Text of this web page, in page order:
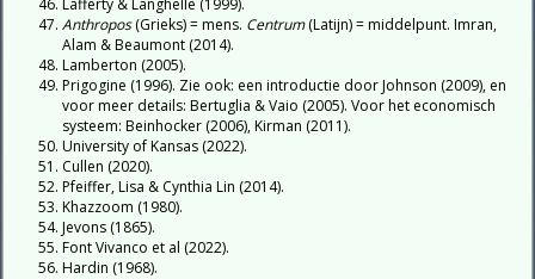
Anthropos(Grieks) = mens. Centrum(Latijn) = middelpunt. Imran,
Alam & Beaumont (2014).
Lamberton (2005).
Prigogine (1996). Zie ook: een introductie door Johnson (2009), en
voor meer details: Bertuglia & Vaio (2005). Voor het economisch
systeem: Beinhocker (2006), Kirman (2011).
University of Kansas (2022).
Cullen (2020).
Pfeiffer, Lisa & Cynthia Lin (2014).
Khazzoom (1980).
Jevons (1865).
Font Vivanco et al (2022).
Hardin (1968).